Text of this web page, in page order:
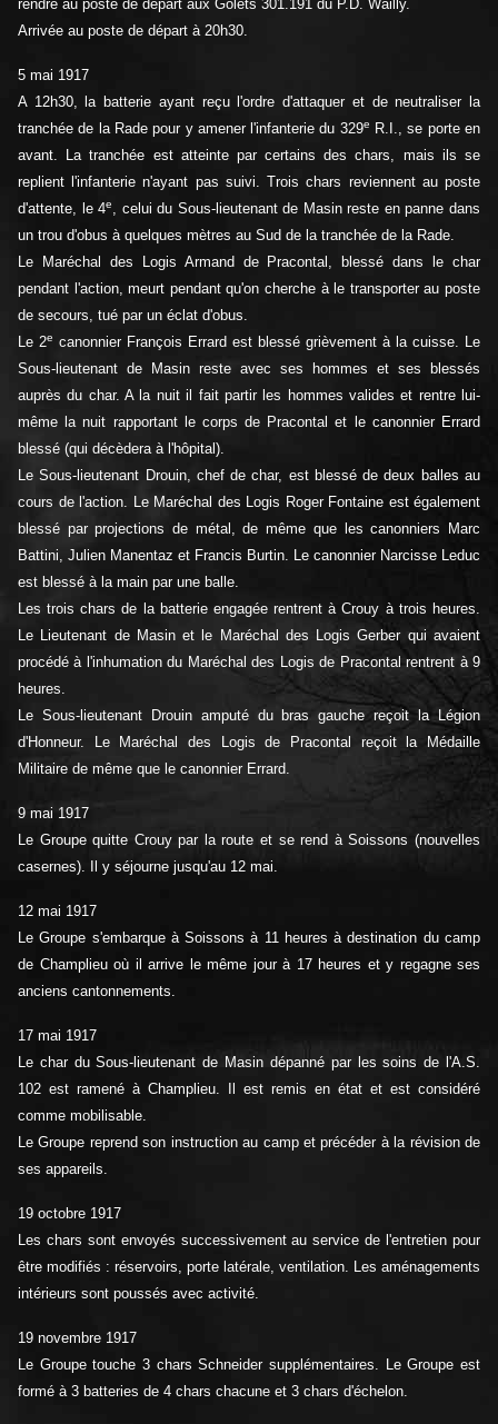
rendre au poste de départ aux Golets 301.191 du P.D. Wailly.
Arrivée au poste de départ à 20h30.
5 mai 1917
A 12h30, la batterie ayant reçu l'ordre d'attaquer et de neutraliser la
tranchée de la Rade pour y amener l'infanterie du 329e
R.I., se porte en
avant. La tranchée est atteinte par certains des chars, mais ils se
replient l'infanterie n'ayant pas suivi. Trois chars reviennent au poste
d'attente, le 4e, celui du Sous-lieutenant de Masin reste en panne dans
un trou d'obus à quelques mètres au Sud de la tranchée de la Rade.
Le Maréchal des Logis Armand de Pracontal, blessé dans le char
pendant l'action, meurt pendant qu'on cherche à le transporter au poste
de secours, tué par un éclat d'obus.
Le 2e canonnier François Errard est blessé grièvement à la cuisse. Le
Sous-lieutenant de Masin reste avec ses hommes et ses blessés
auprès du char. A la nuit il fait partir les hommes valides et rentre lui-
même la nuit rapportant le corps de Pracontal et le canonnier Errard
blessé (qui décèdera à l'hôpital).
Le Sous-lieutenant Drouin, chef de char, est blessé de deux balles au
cours de l'action. Le Maréchal des Logis Roger Fontaine est également
blessé par projections de métal, de même que les canonniers Marc
Battini, Julien Manentaz et Francis Burtin. Le canonnier Narcisse Leduc
est blessé à la main par une balle.
Les trois chars de la batterie engagée rentrent à Crouy à trois heures.
Le Lieutenant de Masin et le Maréchal des Logis Gerber qui avaient
procédé à l'inhumation du Maréchal des Logis de Pracontal rentrent à 9
heures.
Le Sous-lieutenant Drouin amputé du bras gauche reçoit la Légion
d'Honneur. Le Maréchal des Logis de Pracontal reçoit la Médaille
Militaire de même que le canonnier Errard.
9 mai 1917
Le Groupe quitte Crouy par la route et se rend à Soissons (nouvelles
casernes). Il y séjourne jusqu'au 12 mai.
12 mai 1917
Le Groupe s'embarque à Soissons à 11 heures à destination du camp
de Champlieu où il arrive le même jour à 17 heures et y regagne ses
anciens cantonnements.
17 mai 1917
Le char du Sous-lieutenant de Masin dépanné par les soins de l'A.S.
102 est ramené à Champlieu. Il est remis en état et est considéré
comme mobilisable.
Le Groupe reprend son instruction au camp et précéder à la révision de
ses appareils.
19 octobre 1917
Les chars sont envoyés successivement au service de l'entretien pour
être modifiés : réservoirs, porte latérale, ventilation. Les aménagements
intérieurs sont poussés avec activité.
19 novembre 1917
Le Groupe touche 3 chars Schneider supplémentaires. Le Groupe est
formé à 3 batteries de 4 chars chacune et 3 chars d'échelon.